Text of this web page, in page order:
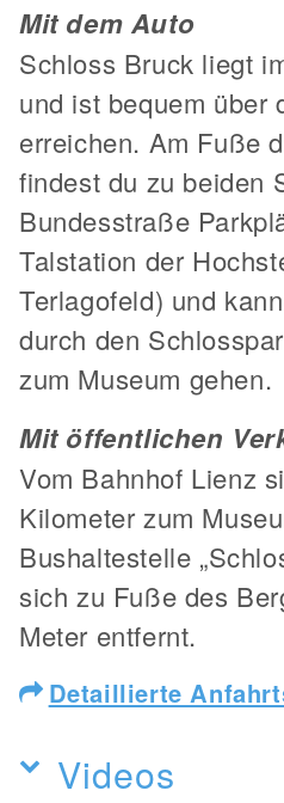
Mit dem Auto
Schloss Bruck liegt
und ist bequem über
erreichen. Am Fuße
findest du zu beiden
Bundesstraße
Talstation der
Terlagofeld) und
durch den
zum Museum gehen.
Mit öffentlichen
Vom Bahnhof Lienz
Kilometer zum
Bushaltestelle
sich zu Fuße des
Meter entfernt.
Detaillierte
Videos